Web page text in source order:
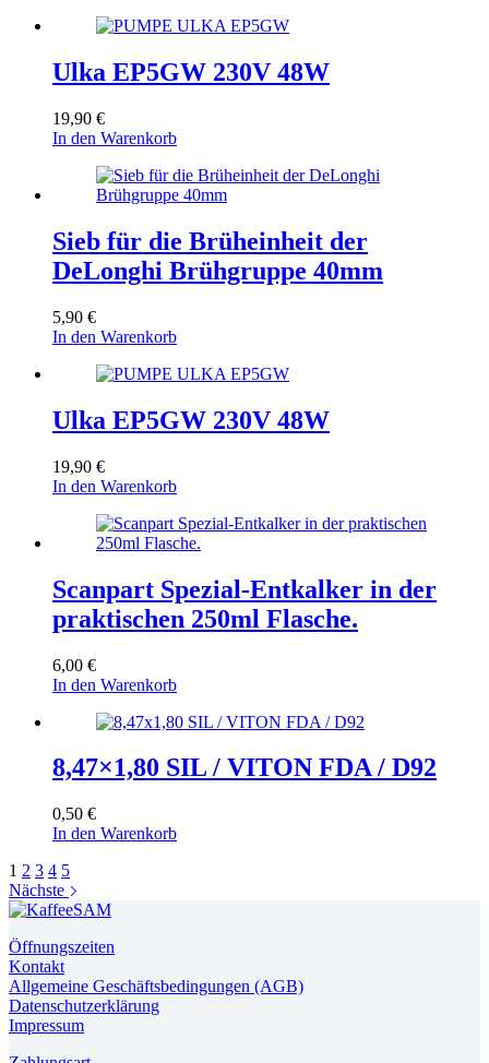
Ulka EP5GW 230V 48W
19,90 €
In den Warenkorb
Sieb für die Brüheinheit der
DeLonghi Brühgruppe 40mm
5,90 €
In den Warenkorb
Ulka EP5GW 230V 48W
19,90 €
In den Warenkorb
Scanpart Spezial-Entkalker in der
praktischen 250ml Flasche.
6,00 €
In den Warenkorb
8,47×1,80 SIL / VITON FDA / D92
0,50 €
In den Warenkorb
1 2 3 4 5
Nächste
Öffnungszeiten
Kontakt
Allgemeine Geschäftsbedingungen (AGB)
Datenschutzerklärung
Impressum